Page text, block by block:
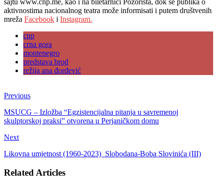
aktivnostima nacionalnog teatra može informisati i putem društvenih
mreža Facebook i Instagram.
cnp
crna gora
montenegro
predstava brod
režija ana đorđević
Previous
MSUCG – Izložba “Egzistencijalna pitanja u savremenoj
skulptorskoj praksi” otvorena u Perjaničkom domu
Next
Likovna umjetnost (1960-2023) Slobodana-Boba Slovinića (III)
Related Articles